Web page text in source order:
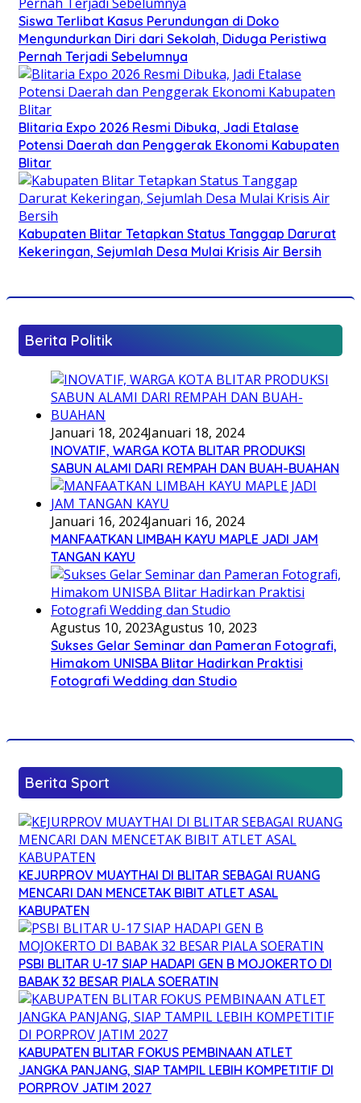
Siswa Terlibat Kasus Perundungan di Doko
Mengundurkan Diri dari Sekolah, Diduga Peristiwa
Pernah Terjadi Sebelumnya
Blitaria Expo 2026 Resmi Dibuka, Jadi Etalase
Potensi Daerah dan Penggerak Ekonomi Kabupaten
Blitar
Kabupaten Blitar Tetapkan Status Tanggap Darurat
Kekeringan, Sejumlah Desa Mulai Krisis Air Bersih
Berita Politik
Januari 18, 2024Januari 18, 2024
INOVATIF, WARGA KOTA BLITAR PRODUKSI
SABUN ALAMI DARI REMPAH DAN BUAH-BUAHAN
Januari 16, 2024Januari 16, 2024
MANFAATKAN LIMBAH KAYU MAPLE JADI JAM
TANGAN KAYU
Agustus 10, 2023Agustus 10, 2023
Sukses Gelar Seminar dan Pameran Fotografi,
Himakom UNISBA Blitar Hadirkan Praktisi
Fotografi Wedding dan Studio
Berita Sport
KEJURPROV MUAYTHAI DI BLITAR SEBAGAI RUANG
MENCARI DAN MENCETAK BIBIT ATLET ASAL
KABUPATEN
PSBI BLITAR U-17 SIAP HADAPI GEN B MOJOKERTO DI
BABAK 32 BESAR PIALA SOERATIN
KABUPATEN BLITAR FOKUS PEMBINAAN ATLET
JANGKA PANJANG, SIAP TAMPIL LEBIH KOMPETITIF DI
PORPROV JATIM 2027